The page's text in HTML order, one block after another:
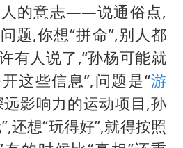
人的意志——说通俗点,
题,你想“拼命”,别人都
有人说了,“孙杨可能就
这些信息”,问题是“游
远影响力的运动项目,孙
还想“玩得好”,就得按照